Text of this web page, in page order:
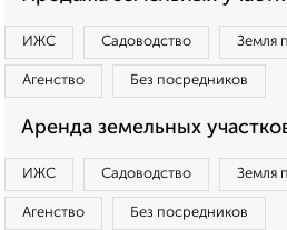
ИЖС Садоводство Земля
Агенство Без посредников
Аренда земельных
ИЖС Садоводство Земля
Агенство Без посредников